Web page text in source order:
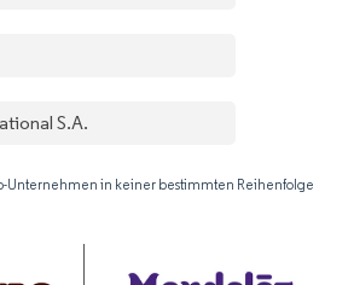
S.A.
Unternehmen in keiner bestimmten Reihenfolge